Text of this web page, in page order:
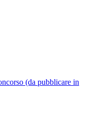
(da pubblicare in